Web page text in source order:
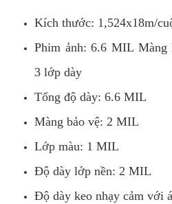
Kích thước: 1,524x18m/
Phim ảnh: 6.6 MIL Màng
3 lớp dày
Tổng độ dày: 6.6 MIL
Màng bảo vệ: 2 MIL
Lớp màu: 1 MIL
Độ dày lớp nền: 2 MIL
Độ dày keo nhạy cảm với